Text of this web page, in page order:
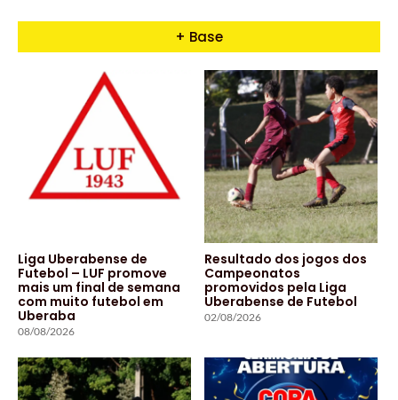
+ Base
Liga Uberabense de
Futebol – LUF promove
mais um final de semana
com muito futebol em
Uberaba
08/08/2026
Resultado dos jogos dos
Campeonatos
promovidos pela Liga
Uberabense de Futebol
02/08/2026